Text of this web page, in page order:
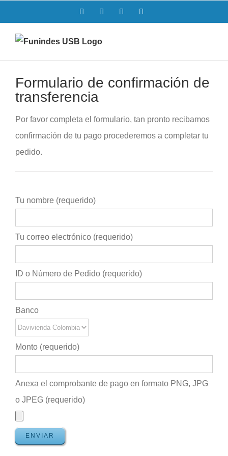
al
contenido
FacebookTwitter Instagram
Formulario de confirmación de
transferencia
Por favor completa el formulario, tan pronto recibamos
confirmación de tu pago procederemos a completar tu
pedido.
Tu nombre (requerido)
Tu correo electrónico (requerido)
ID o Número de Pedido (requerido)
Banco
Monto (requerido)
Anexa el comprobante de pago en formato PNG, JPG
o JPEG (requerido)